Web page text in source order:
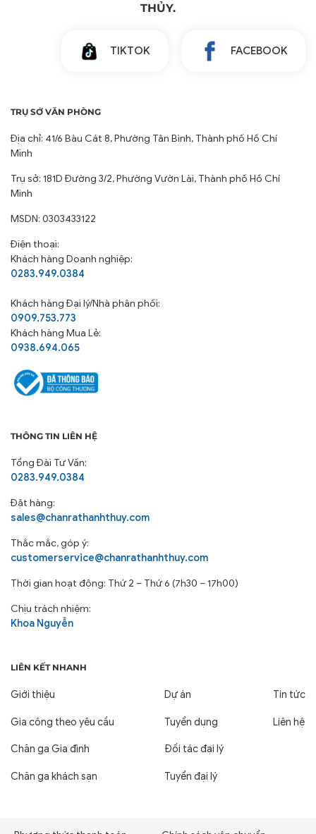
THỦY.
TIKTOK FACEBOOK
TRỤ SỞ VĂN PHÒNG
Địa chỉ: 41/6 Bàu Cát 8, Phường Tân Bình, Thành phố Hồ Chí
Minh
Trụ sở: 181D Đường 3/2, Phường Vườn Lài, Thành phố Hồ Chí
Minh
MSDN: 0303433122
Điện thoại:
Khách hàng Doanh nghiệp:
0283.949.0384
Khách hàngĐại lý/Nhà phân phối:
0909.753.773
Khách hàng Mua Lẻ:
0938.694.065
THÔNG TIN LIÊN HỆ
Tổng Đài Tư Vấn:
0283.949.0384
Đặt hàng:
sales@chanrathanhthuy.com
Thắc mắc, góp ý:
customerservice@chanrathanhthuy.com
Thời gian hoạt động: Thứ 2 – Thứ 6 (7h30 – 17h00)
Chịu trách nhiệm:
Khoa Nguyễn
LIÊN KẾT NHANH
Giới thiệu
Gia công theo yêu cầu
Chăn ga Gia đình
Chăn ga khách sạn
Dự án
Tuyển dụng
Đối tác đại lý
Tuyển đại lý
Tin tức
Liên hệ